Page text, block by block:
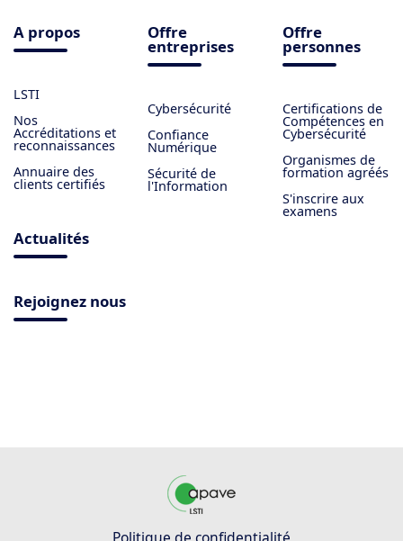
A propos
LSTI
Nos
Accréditations et
reconnaissances
Annuaire des
clients certifiés
Offre
entreprises
Cybersécurité
Confiance
Numérique
Sécurité de
l'Information
Offre
personnes
Certifications de
Compétences en
Cybersécurité
Organismes de
formation agréés
S'inscrire aux
examens
Actualités
Rejoignez nous